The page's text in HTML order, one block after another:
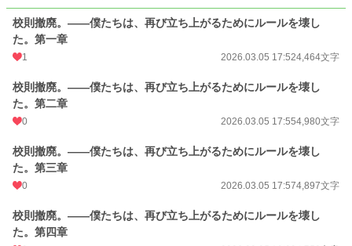
文字数 54,632
更新日時
初回完結日時 2026.03.05 21:00
週間ポイント
月間ポイント 28 pt (93,489 位)
年間ポイント
校則撤廃。――僕たちは、再び立ち上がるためにルールを壊し
た。第一章
1 2026.03.05 17:524,464文字
校則撤廃。――僕たちは、再び立ち上がるためにルールを壊し
た。第二章
0 2026.03.05 17:554,980文字
校則撤廃。――僕たちは、再び立ち上がるためにルールを壊し
た。第三章
0 2026.03.05 17:574,897文字
校則撤廃。――僕たちは、再び立ち上がるためにルールを壊し
た。第四章